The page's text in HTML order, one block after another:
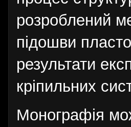
розроблений
підошви
результати
кріпильних
Монографія